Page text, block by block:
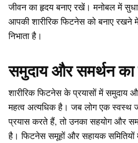
जीवन का हृदय बनाए रखें। मनोबल में
आपकी शारीरिक फिटनेस को बनाए रखने
निभाता है।
समुदाय और समर्थन का
शारीरिक फिटनेस के प्रयासों में समुदाय
महत्व अत्यधिक है। जब लोग एक स्वस्थ
प्रयास करते हैं, तो उनका सहयोग और
है। फिटनेस समूहों और सहायक